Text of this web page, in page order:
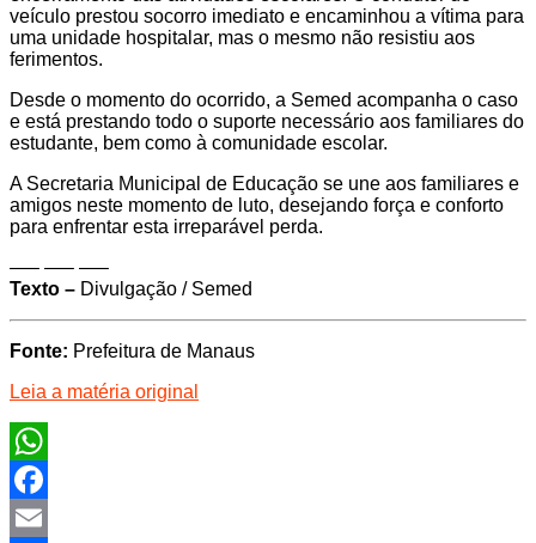
veículo prestou socorro imediato e encaminhou a vítima para
uma unidade hospitalar, mas o mesmo não resistiu aos
ferimentos.
Desde o momento do ocorrido, a Semed acompanha o caso
e está prestando todo o suporte necessário aos familiares do
estudante, bem como à comunidade escolar.
A Secretaria Municipal de Educação se une aos familiares e
amigos neste momento de luto, desejando força e conforto
para enfrentar esta irreparável perda.
—– —– —–
Texto – Divulgação / Semed
Fonte: Prefeitura de Manaus
Leia a matéria original
WhatsApp
Facebook